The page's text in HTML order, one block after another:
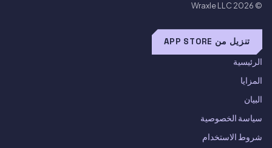
© 2026
Wraxle LLC
تنزيل من APP STORE
الرئيسية
المزايا
البيان
سياسة الخصوصية
شروط الاستخدام